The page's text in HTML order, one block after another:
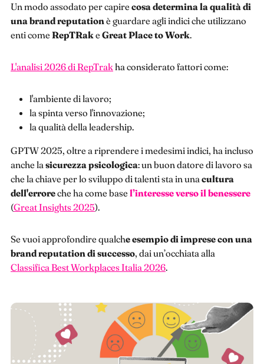
Un modo assodato per capire cosa determina la qualità di
una brand reputationè guardare agli indici che utilizzano
enti come RepTRake Great Place to Work.
L'analisi 2026 di RepTrakha considerato fattori come:
l'ambiente di lavoro;
la spinta verso l'innovazione;
la qualità della leadership.
GPTW 2025, oltre a riprendere i medesimi indici, ha incluso
anche lasicurezza psicologica: un buon datore di lavoro sa
che la chiave per lo sviluppo di talenti sta in unacultura
dell'erroreche ha come base l’interesse verso il benessere
(Great Insights 2025).
Se vuoi approfondire qualche esempio di imprese con una
brand reputation di successo, dai un’occhiata alla
Classifica Best Workplaces Italia 2026.